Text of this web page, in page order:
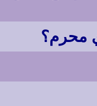
محرم؟